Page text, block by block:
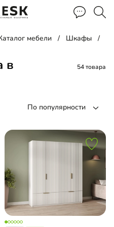
мебели Шкафы
в
54 товара
По популярности
до